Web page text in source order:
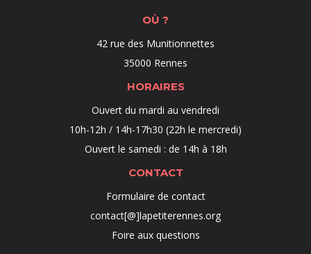
OÙ ?
42 rue des Munitionnettes
35000 Rennes
HORAIRES
Ouvert du mardi au vendredi
10h-12h / 14h-17h30 (22h le mercredi)
Ouvert le samedi : de 14h à 18h
CONTACT
Formulaire de contact
contact[@]lapetiterennes.org
Foire aux questions